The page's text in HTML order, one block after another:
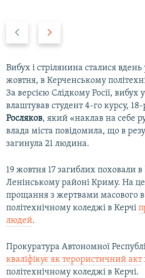
v
i
o
u
s
s
l
d
e
t
s
l
i
d
e
Вибух і стрілянина сталися вдень
жовтня, в Керченському
За версією Слідкому Росії, вибух
влаштував студент 4-го курсу,
Росляков, який «наклав на себе
влада міста повідомила, що в
загинула 21 людина.
19 жовтня 17 загиблих поховали в
Ленінському районі Криму. На
прощання з жертвами масового
політехнічному коледжі в Керчі
людей.
Прокуратура Автономної
кваліфікує як терористичний акт
політехнічному коледжі в Керчі.